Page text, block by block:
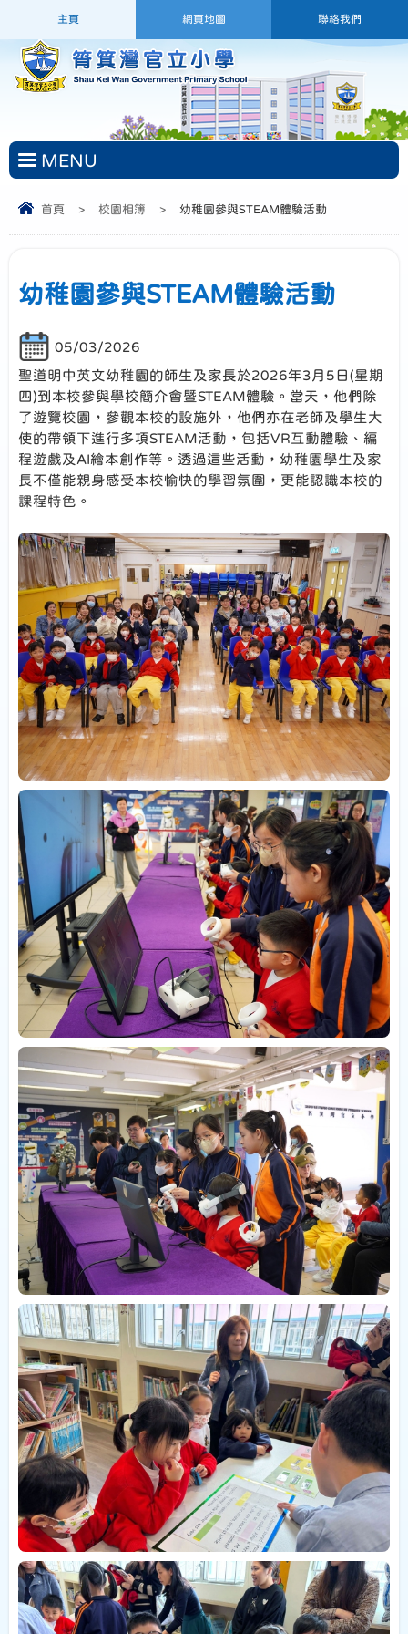
主頁 網頁地圖 聯絡我們
MENU
首頁 > 校園相簿 > 幼稚園參與STEAM體驗活動
幼稚園參與STEAM體驗活動
05/03/2026
聖道明中英文幼稚園的師生及家長於2026年3月5日(星期
四)到本校參與學校簡介會暨STEAM體驗。當天，他們除
了遊覽校園，參觀本校的設施外，他們亦在老師及學生大
使的帶領下進行多項STEAM活動，包括VR互動體驗、編
程遊戲及AI繪本創作等。透過這些活動，幼稚園學生及家
長不僅能親身感受本校愉快的學習氛圍，更能認識本校的
課程特色。